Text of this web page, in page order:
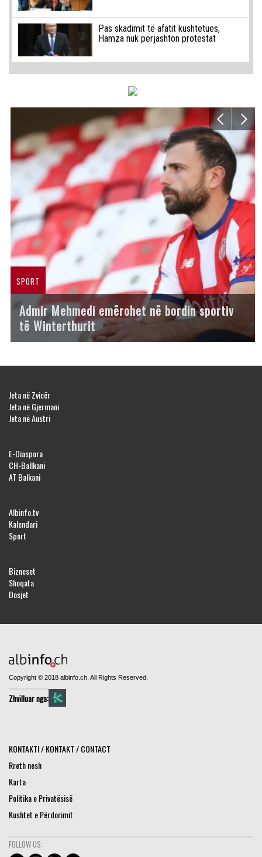
Pas skadimit të afatit kushtetues,
Hamza nuk përjashton protestat
SPORT
Admir Mehmedi emërohet në bordin sportiv
të Winterthurit
Jeta në Zvicër
Jeta në Gjermani
Jeta në Austri
E-Diaspora
CH-Ballkani
AT Balkani
Albinfo.tv
Kalendari
Sport
Bizneset
Shoqata
Dosjet
Copyright © 2018 albinfo.ch. All Rights Reserved.
Zhvilluar nga:
KONTAKTI / KONTAKT / CONTACT
Rreth nesh
Karta
Politika e Privatësisë
Kushtet e Përdorimit
FOLLOW US: